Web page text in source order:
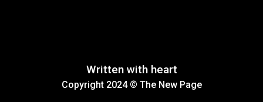
Written with heart
Copyright 2024 © The New Page